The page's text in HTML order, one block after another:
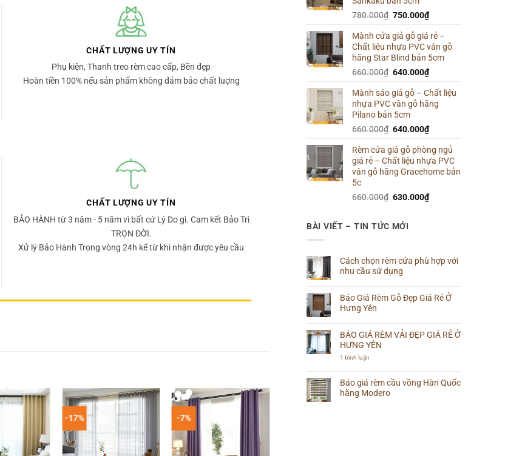
780.000₫ Giá
là:
780.000₫.
750.000₫Giá
tại
là:
750.000₫.
Mành cửa giả gỗ giá rẻ –
Chất liệu nhựa PVC vân gỗ
hãng Star Blind bản 5cm
660.000₫ Giá
là:
660.000₫.
640.000₫Giá
tại
là:
Mành sáo giả gỗ – Chất liệu
nhựa PVC vân gỗ hãng
Pilano bản 5cm
660.000₫ Giá
là:
660.000₫.
640.000₫Giá
tại
là:
640.000₫.
Rèm cửa giả gỗ phòng ngủ
giá rẻ – Chất liệu nhựa PVC
vân gỗ hãng Gracehome bản
5c
660.000₫ Giá
660.000₫.
630.000₫Giá
BÀI VIẾT – TIN TỨC MỚI
Cách chọn rèm cửa phù hợp với
nhu cầu sử dụng
bình
luận
ở
rèm
phù
hợp
sử
dụng
Báo Giá Rèm Gỗ Đẹp Giá Rẻ Ở
Hưng Yên
bình
luận
ở
Báo
Đẹp
Giá
BÁO GIÁ RÈM VẢI ĐẸP GIÁ RẺ Ở
HƯNG YÊN
1 bình luận
RÈM
VẢI
ĐẸP
Báo giá rèm cầu vồng Hàn Quốc
hãng Modero
CHẤT LƯỢNG UY TÍN
Phụ kiện, Thanh treo rèm cao cấp, Bền đẹp
Hoàn tiền 100% nếu sản phẩm không đảm bảo chất luợng
CHẤT LƯỢNG UY TÍN
BẢO HÀNH từ 3 năm - 5 năm vì bất cứ Lý Do gì. Cam kết Bảo Trì
TRỌN ĐỜI.
Xử lý Bảo Hành Trong vòng 24h kể từ khi nhận được yêu cầu
-17% -7%